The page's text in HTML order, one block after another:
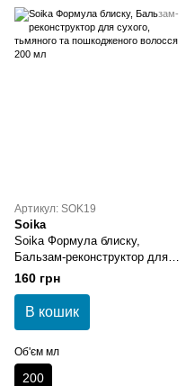
Артикул: SOK19
Soika
Soika Формула блиску,
Бальзам-реконструктор для
сухого, тьмяного та
пошкодженого волосся 200 мл
160 грн
В кошик
Об'єм мл
200